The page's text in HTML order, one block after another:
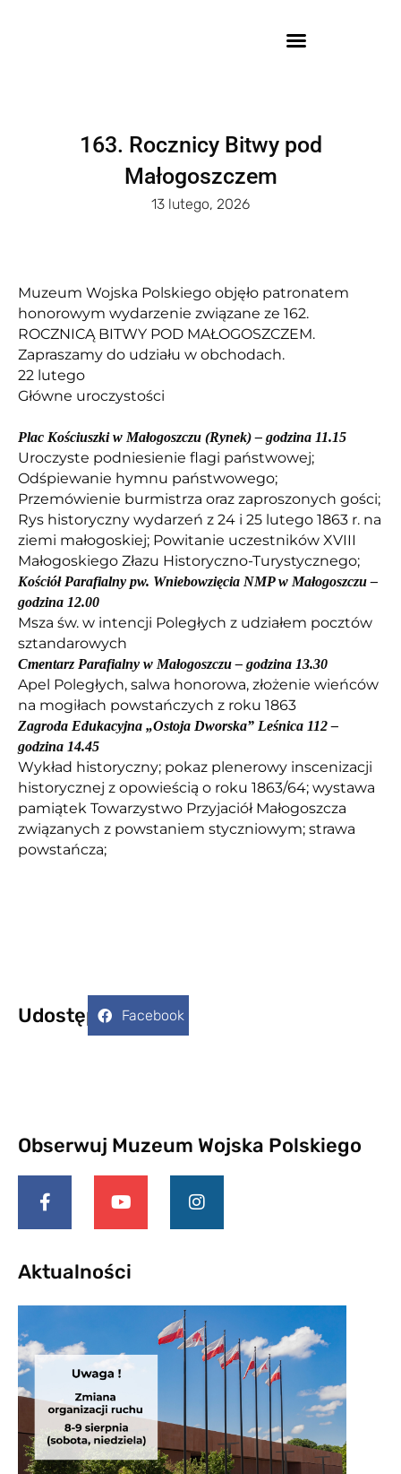
163. Rocznicy Bitwy pod
Małogoszczem
13 lutego, 2026
Muzeum Wojska Polskiego objęło patronatem
honorowym wydarzenie związane ze 162.
ROCZNICĄ BITWY POD MAŁOGOSZCZEM.
Zapraszamy do udziału w obchodach.
22 lutego
Główne uroczystości
Plac Kościuszki w Małogoszczu (Rynek) – godzina 11.15
Uroczyste podniesienie flagi państwowej;
Odśpiewanie hymnu państwowego;
Przemówienie burmistrza oraz zaproszonych gości;
Rys historyczny wydarzeń z 24 i 25 lutego 1863 r. na
ziemi małogoskiej; Powitanie uczestników XVIII
Małogoskiego Złazu Historyczno-Turystycznego;
Kościół Parafialny pw. Wniebowzięcia NMP w Małogoszczu –
godzina 12.00
Msza św. w intencji Poległych z udziałem pocztów
sztandarowych
Cmentarz Parafialny w Małogoszczu – godzina 13.30
Apel Poległych, salwa honorowa, złożenie wieńców
na mogiłach powstańczych z roku 1863
Zagroda Edukacyjna „Ostoja Dworska” Leśnica 112 –
godzina 14.45
Wykład historyczny; pokaz plenerowy inscenizacji
historycznej z opowieścią o roku 1863/64; wystawa
pamiątek Towarzystwo Przyjaciół Małogoszcza
związanych z powstaniem styczniowym; strawa
powstańcza;
Udostępnij:Facebook
Obserwuj Muzeum Wojska Polskiego
Aktualności